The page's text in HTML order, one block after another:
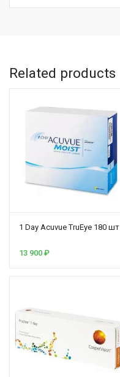
Related products
1 Day Acuvue TruEye 180 шт
13 900 ₽